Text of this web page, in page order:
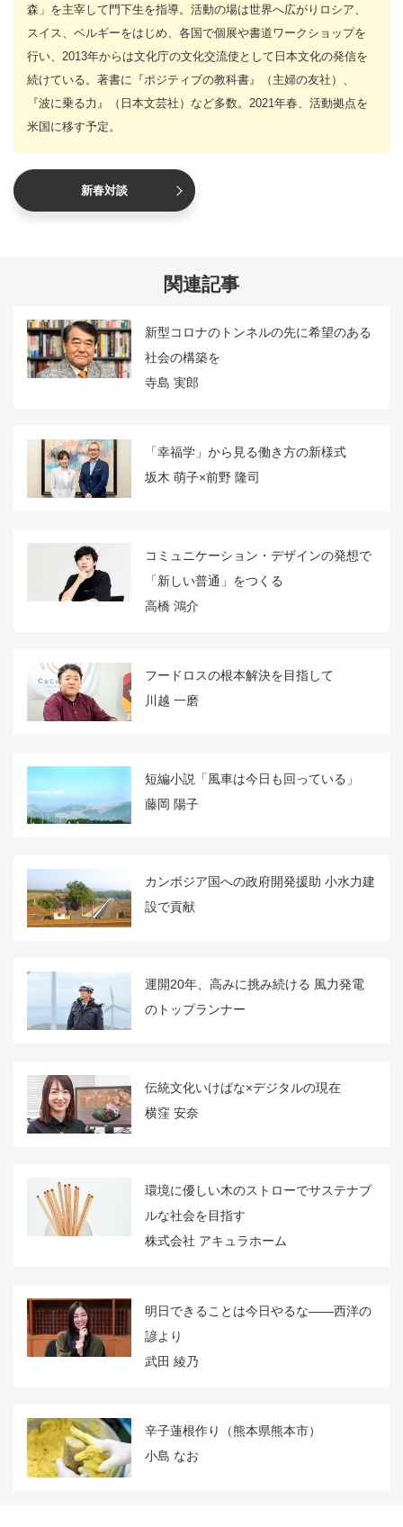
森」を主宰して門下生を指導。活動の場は世界へ広がりロシア、
スイス、ベルギーをはじめ、各国で個展や書道ワークショップを
行い、2013年からは文化庁の文化交流使として日本文化の発信を
続けている。著書に『ポジティブの教科書』（主婦の友社）、
『波に乗る力』（日本文芸社）など多数。2021年春、活動拠点を
米国に移す予定。
新春対談
関連記事
新型コロナのトンネルの先に希望のある
社会の構築を
寺島 実郎
「幸福学」から見る働き方の新様式
坂木 萌子×前野 隆司
コミュニケーション・デザインの発想で
「新しい普通」をつくる
高橋 鴻介
フードロスの根本解決を目指して
川越 一磨
短編小説「風車は今日も回っている」
藤岡 陽子
カンボジア国への政府開発援助 小水力建
設で貢献
運開20年、高みに挑み続ける 風力発電
のトップランナー
伝統文化いけばな×デジタルの現在
横窪 安奈
環境に優しい木のストローでサステナブ
ルな社会を目指す
株式会社 アキュラホーム
明日できることは今日やるな――西洋の
諺より
武田 綾乃
辛子蓮根作り（熊本県熊本市）
小島 なお